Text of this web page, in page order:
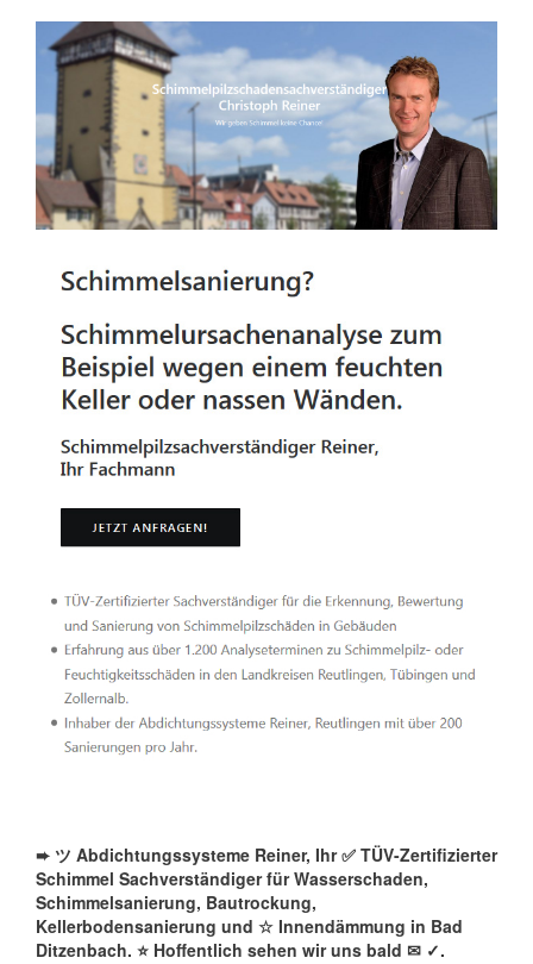
➨ ツ Abdichtungssysteme Reiner, Ihr ✅ TÜV-Zertifizierter
Schimmel Sachverständiger für Wasserschaden,
Schimmelsanierung, Bautrockung,
Kellerbodensanierung und ☆ Innendämmung in Bad
Ditzenbach. ⭐ Hoffentlich sehen wir uns bald ✉ ✓️.